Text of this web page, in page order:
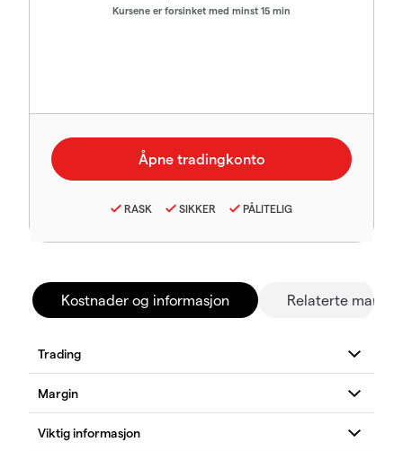
Kursene er forsinket med minst 15 min
RASK SIKKER PÅLITELIG
Kostnader og informasjon Relaterte